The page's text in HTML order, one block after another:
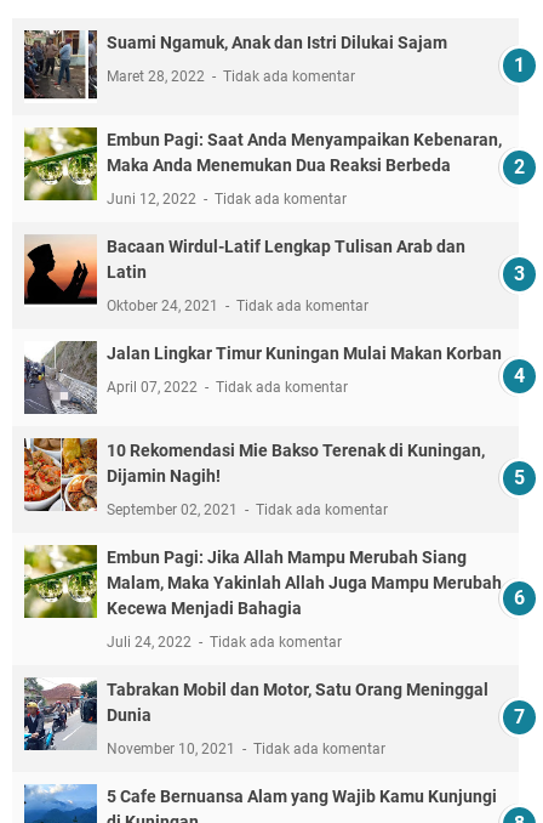
Suami Ngamuk, Anak dan Istri Dilukai Sajam
Maret 28, 2022 Tidak ada komentar
Embun Pagi: Saat Anda Menyampaikan Kebenaran,
Maka Anda Menemukan Dua Reaksi Berbeda
Juni 12, 2022 Tidak ada komentar
Bacaan Wirdul-Latif Lengkap Tulisan Arab dan
Latin
Oktober 24, 2021 Tidak ada komentar
Jalan Lingkar Timur Kuningan Mulai Makan Korban
April 07, 2022 Tidak ada komentar
10 Rekomendasi Mie Bakso Terenak di Kuningan,
Dijamin Nagih!
September 02, 2021 Tidak ada komentar
Embun Pagi: Jika Allah Mampu Merubah Siang
Malam, Maka Yakinlah Allah Juga Mampu Merubah
Kecewa Menjadi Bahagia
Juli 24, 2022 Tidak ada komentar
Tabrakan Mobil dan Motor, Satu Orang Meninggal
Dunia
November 10, 2021 Tidak ada komentar
5 Cafe Bernuansa Alam yang Wajib Kamu Kunjungi